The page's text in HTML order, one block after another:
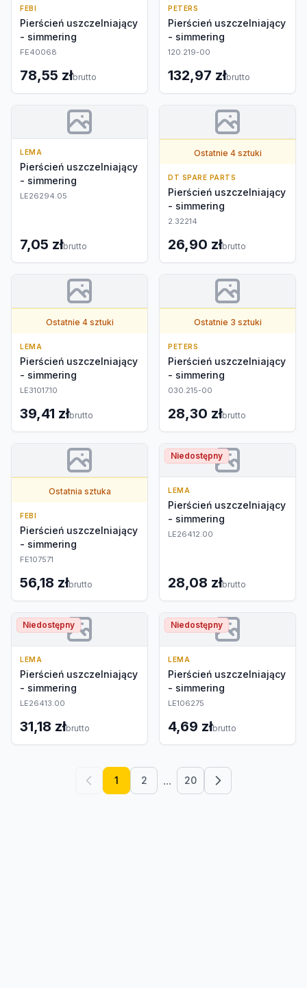
FEBI
Pierścień uszczelniający
- simmering
FE40068
78,55 złbrutto
PETERS
Pierścień uszczelniający
- simmering
120.219-00
132,97 złbrutto
LEMA
Pierścień uszczelniający
- simmering
LE26294.05
7,05 złbrutto
Ostatnie 4 sztuki
DT SPARE PARTS
Pierścień uszczelniający
- simmering
2.32214
26,90 złbrutto
Ostatnie 4 sztuki
LEMA
Pierścień uszczelniający
- simmering
LE31017.10
39,41 złbrutto
Ostatnie 3 sztuki
PETERS
Pierścień uszczelniający
- simmering
030.215-00
28,30 złbrutto
Ostatnia sztuka
FEBI
Pierścień uszczelniający
- simmering
FE107571
56,18 złbrutto
Niedostępny
LEMA
Pierścień uszczelniający
- simmering
LE26412.00
28,08 złbrutto
Niedostępny
LEMA
Pierścień uszczelniający
- simmering
LE26413.00
31,18 złbrutto
Niedostępny
LEMA
Pierścień uszczelniający
- simmering
LE106275
4,69 złbrutto
1 2 ... 20